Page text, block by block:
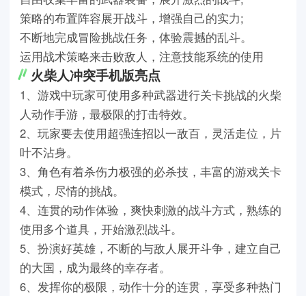
策略的布置阵容展开战斗，增强自己的实力;
不断地完成冒险挑战任务，体验震撼的乱斗。
运用战术策略来击败敌人，注意技能系统的使用
火柴人冲突手机版亮点
1、游戏中玩家可使用多种武器进行关卡挑战的火柴
人动作手游，最极限的打击特效。
2、玩家要去使用超强连招以一敌百，灵活走位，片
叶不沾身。
3、角色有着杀伤力极强的必杀技，丰富的游戏关卡
模式，尽情的挑战。
4、连贯的动作体验，爽快刺激的战斗方式，熟练的
使用多个道具，开始激烈战斗。
5、扮演好英雄，不断的与敌人展开斗争，建立自己
的大国，成为最终的幸存者。
6、发挥你的极限，动作十分的连贯，享受多种热门